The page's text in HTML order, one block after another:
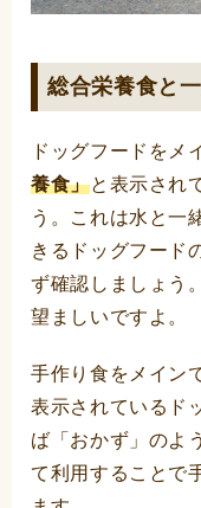
総合栄養食と
ドッグフードをメ
養食」と表示され
う。これは水と一
きるドッグフード
ず確認しましょう
望ましいですよ。
手作り食をメイン
表示されているド
ば「おかず」のよ
て利用することで